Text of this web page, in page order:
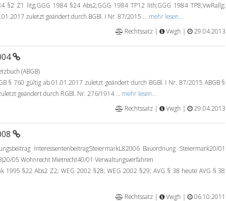
§2 Z1 litg;GGG 1984 §24 Abs2;GGG 1984 TP12 lith;GGG 1984 TP8;VwRallg;
zuletzt geändert durch BGBl. I Nr. 87/2015 ... mehr lesen...
Rechtssatz |
Vwgh | 29.04.2013
(ABGB)
§ 760 gültig ab 01.01.2017 zuletzt geändert durch BGBl. I Nr. 87/2015 ABGB §
geändert durch RGBl. Nr. 276/1914 ... mehr lesen...
Rechtssatz |
Vwgh | 29.04.2013
InteressentenbeitragSteiermarkL82006 Bauordnung Steiermark20/01
05 Wohnrecht Mietrecht40/01 Verwaltungsverfahren
1995 §22 Abs2 Z2; WEG 2002 §28; WEG 2002 §29; AVG § 38 heute AVG § 38
Rechtssatz |
Vwgh | 06.10.2011